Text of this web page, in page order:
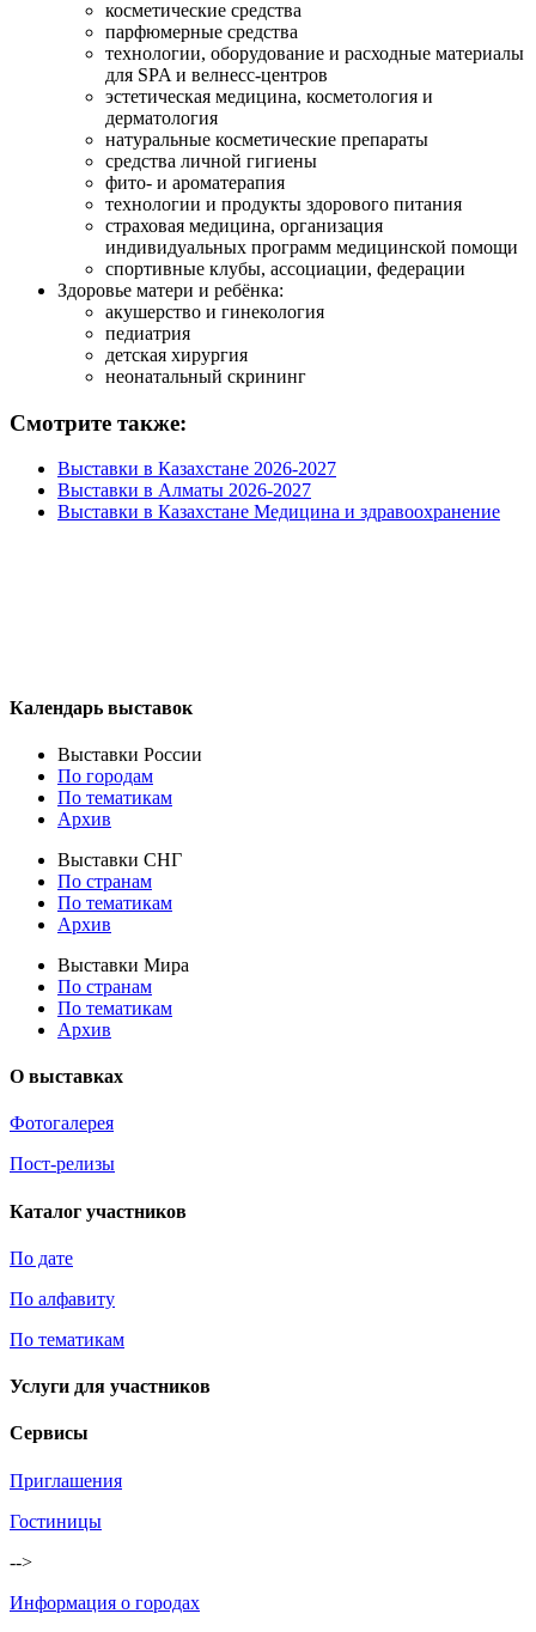
косметические средства
парфюмерные средства
технологии, оборудование и расходные материалы
для SPA и велнесс-центров
эстетическая медицина, косметология и
дерматология
натуральные косметические препараты
средства личной гигиены
фито- и ароматерапия
технологии и продукты здорового питания
страховая медицина, организация
индивидуальных программ медицинской помощи
спортивные клубы, ассоциации, федерации
Здоровье матери и ребёнка:
акушерство и гинекология
педиатрия
детская хирургия
неонатальный скрининг
Смотрите также:
Выставки в Казахстане 2026-2027
Выставки в Алматы 2026-2027
Выставки в Казахстане Медицина и здравоохранение
Календарь выставок
Выставки России
По городам
По тематикам
Архив
Выставки СНГ
По странам
По тематикам
Архив
Выставки Мира
По странам
По тематикам
Архив
О выставках
Фотогалерея
Пост-релизы
Каталог участников
По дате
По алфавиту
По тематикам
Услуги для участников
Сервисы
Приглашения
Гостиницы
-->
Информация о городах